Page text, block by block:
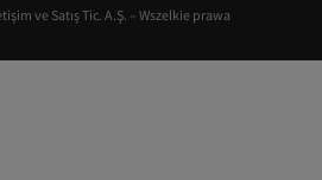
ve Satış Tic. A.Ş. – Wszelkie prawa